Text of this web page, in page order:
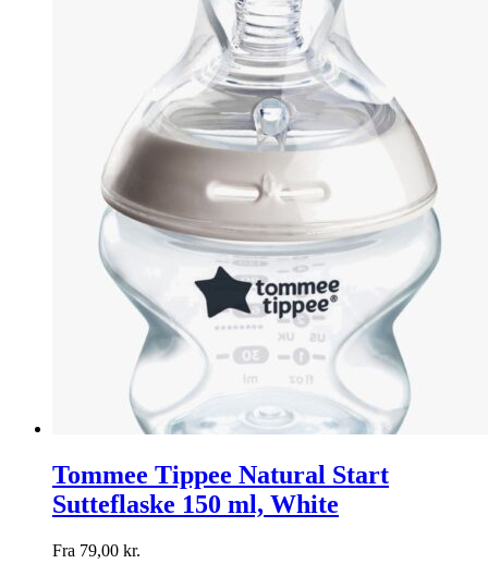
Tommee Tippee Natural Start
Sutteflaske 150 ml, White
Fra 79,00 kr.